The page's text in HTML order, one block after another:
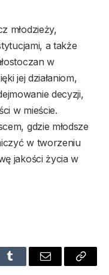
młodzieży,
a także
w
jej działaniom,
decyzji,
w mieście.
gdzie młodsze
w tworzeniu
jakości życia w
Tumblr Email Copy